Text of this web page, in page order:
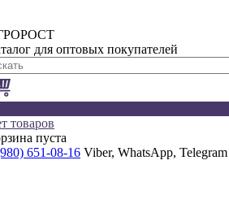
для оптовых покупателей
товаров
пуста
651-08-16 Viber, WhatsApp, Telegram